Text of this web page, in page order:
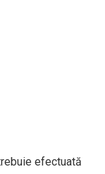
efectuată